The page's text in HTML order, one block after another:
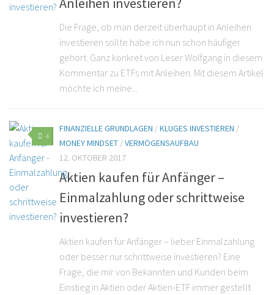
Die Frage, ob man derzeit überhaupt in Anleihen
investieren sollte habe ich nun schon häufiger
gehört. Ganz konkret von Leser Wolfgang in diesem
Kommentar zu ETFs mit Anleihen. Mit diesem Artikel
möchte ich meine...
4
FINANZIELLE GRUNDLAGEN /KLUGES INVESTIEREN /
MONEY MINDSET /VERMÖGENSAUFBAU
12. OKTOBER 2017
Aktien kaufen für Anfänger –
Einmalzahlung oder schrittweise
investieren?
Aktien kaufen für Anfänger – lieber Einmalzahlung
oder besser nur schrittweise investieren? Eine
Frage, die mir von Bekannten und Kunden beim
Einstieg in Aktien oder Aktien-ETF immer gestellt